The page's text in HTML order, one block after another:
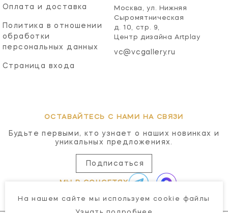
Оплата и доставка
Политика в отношении
обработки
персональных данных
Страница входа
Москва, ул. Нижняя
Сыромятническая
д. 10, стр. 9,
Центр дизайна Artplay
vc@vcgallery.ru
ОСТАВАЙТЕСЬ С НАМИ НА СВЯЗИ
Будьте первыми, кто узнает о наших новинках и
уникальных предложениях.
Подписаться
МЫ В СОЦСЕТЯХ
На нашем сайте мы используем cookie файлы